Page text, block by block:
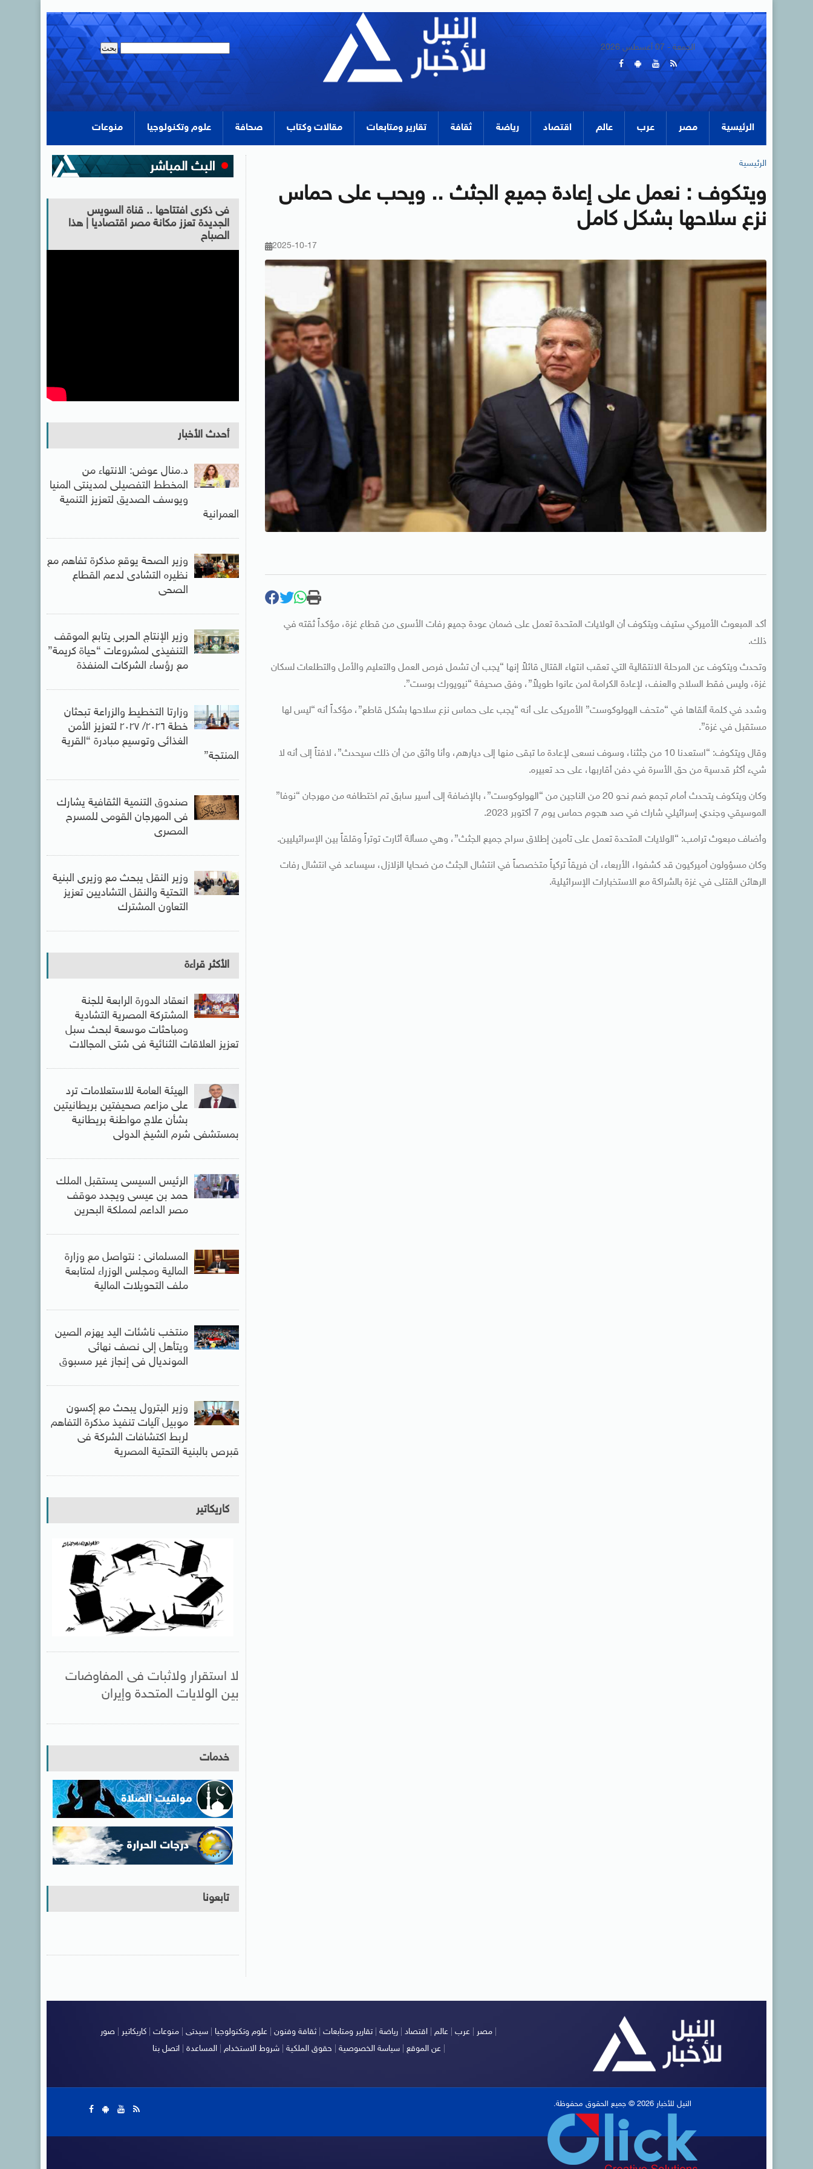
الجمعة - 07 أغسطس 2026
الرئيسية مصر عرب عالم اقتصاد رياضة ثقافة تقارير ومتابعات مقالات وكتاب صحافة علوم وتكنولوجيا منوعات
الرئيسية
ويتكوف : نعمل على إعادة جميع الجثث .. ويحب على حماس
نزع سلاحها بشكل كامل
2025-10-17
أكد المبعوث الأميركي ستيف ويتكوف أن الولايات المتحدة تعمل على ضمان عودة جميع رفات الأسرى من قطاع غزة، مؤكداً ثقته في
ذلك.
وتحدث ويتكوف عن المرحلة الانتقالية التي تعقب انتهاء القتال قائلاً إنها “يجب أن تشمل فرص العمل والتعليم والأمل والتطلعات لسكان
غزة، وليس فقط السلاح والعنف، لإعادة الكرامة لمن عانوا طويلاً”، وفق صحيفة “نيويورك بوست”.
وشدد في كلمة ألقاها في “متحف الهولوكوست” الأمريكى على أنه “يجب على حماس نزع سلاحها بشكل قاطع”، مؤكداً أنه “ليس لها
مستقبل في غزة”.
وقال ويتكوف: “استعدنا 10 من جثثنا، وسوف نسعى لإعادة ما تبقى منها إلى ديارهم، وأنا واثق من أن ذلك سيحدث”، لافتاً إلى أنه لا
شيء أكثر قدسية من حق الأسرة في دفن أقاربها، على حد تعبيره.
وكان ويتكوف يتحدث أمام تجمع ضم نحو 20 من الناجين من “الهولوكوست”، بالإضافة إلى أسير سابق تم اختطافه من مهرجان “نوفا”
الموسيقي وجندي إسرائيلي شارك في صد هجوم حماس يوم 7 أكتوبر 2023.
وأضاف مبعوث ترامب: “الولايات المتحدة تعمل على تأمين إطلاق سراح جميع الجثث”، وهي مسألة أثارت توتراً وقلقاً بين الإسرائيليين.
وكان مسؤولون أميركيون قد كشفوا، الأربعاء، أن فريقاً تركياً متخصصاً في انتشال الجثث من ضحايا الزلازل، سيساعد في انتشال رفات
الرهائن القتلى في غزة بالشراكة مع الاستخبارات الإسرائيلية.
فى ذكرى افتتاحها .. قناة السويس
الجديدة تعزز مكانة مصر اقتصاديا | هذا
الصباح
أحدث الأخبار
د.منال عوض: الانتهاء من
المخطط التفصيلى لمدينتى المنيا
ويوسف الصديق لتعزيز التنمية
العمرانية
وزير الصحة يوقع مذكرة تفاهم مع
نظيره التشادى لدعم القطاع
الصحى
وزير الإنتاج الحربى يتابع الموقف
التنفيذى لمشروعات “حياة كريمة”
مع رؤساء الشركات المنفذة
وزارتا التخطيط والزراعة تبحثان
خطة ٢٠٢٦/ ٢٠٢٧ لتعزيز الأمن
الغذائى وتوسيع مبادرة “القرية
المنتجة”
صندوق التنمية الثقافية يشارك
فى المهرجان القومى للمسرح
المصرى
وزير النقل يبحث مع وزيرى البنية
التحتية والنقل التشاديين تعزيز
التعاون المشترك
الأكثر قراءة
انعقاد الدورة الرابعة للجنة
المشتركة المصرية التشادية
ومباحثات موسعة لبحث سبل
تعزيز العلاقات الثنائية فى شتى المجالات
الهيئة العامة للاستعلامات ترد
على مزاعم صحيفتين بريطانيتين
بشأن علاج مواطنة بريطانية
بمستشفى شرم الشيخ الدولى
الرئيس السيسى يستقبل الملك
حمد بن عيسى ويجدد موقف
مصر الداعم لمملكة البحرين
المسلمانى : نتواصل مع وزارة
المالية ومجلس الوزراء لمتابعة
ملف التحويلات المالية
منتخب ناشئات اليد يهزم الصين
ويتأهل إلى نصف نهائى
المونديال فى إنجاز غير مسبوق
وزير البترول يبحث مع إكسون
موبيل آليات تنفيذ مذكرة التفاهم
لربط اكتشافات الشركة فى
قبرص بالبنية التحتية المصرية
كاريكاتير
لا استقرار ولاثبات فى المفاوضات
بين الولايات المتحدة وإيران
خدمات
تابعونا
مصر عرب عالم اقتصاد رياضة |تقارير ومتابعات |ثقافة وفنون علوم وتكنولوجيا سيدتى منوعات كاريكاتير صور
عن الموقع |سياسة الخصوصية حقوق الملكية |شروط الاستخدام |المساعدة |اتصل بنا |
النيل للأخبار 2026 © جميع الحقوق محفوظة.